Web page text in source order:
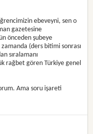
ebeveyni, sen o
gazetesine
önceden şubeye
(ders bitimi sonrası
sıralamanı
rağbet gören Türkiye genel
Ama soru işareti